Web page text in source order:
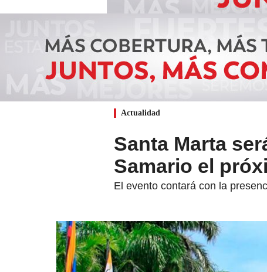
Actualidad
Santa Marta
Samario el
El evento contará con la